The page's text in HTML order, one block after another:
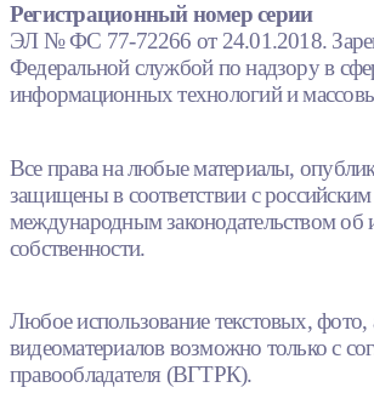
Регистрационный номер серии
ЭЛ № ФС 77-72266 от 24.01.2018.
Федеральной службой по надзору в
информационных технологий и
Все права на любые материалы,
защищены в соответствии с
международным законодательством об
собственности.
Любое использование текстовых, фото,
видеоматериалов возможно только с
правообладателя (ВГТРК).